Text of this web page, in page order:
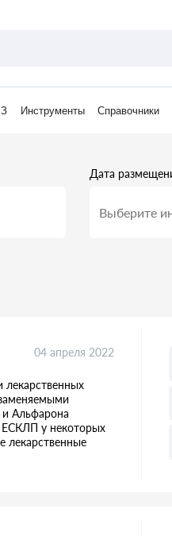
Инструменты Справочники
Дата
04 апреля 2022
Альфарона
ЕСКЛП у некоторых
лекарственные